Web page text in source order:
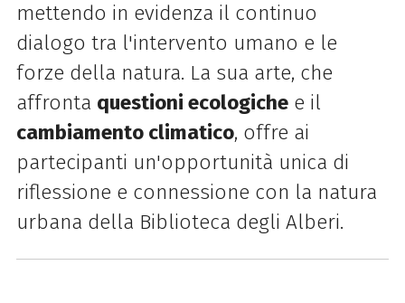
mettendo in evidenza il continuo
dialogo tra l'intervento umano e le
forze della natura. La sua arte, che
affronta questioni ecologichee il
cambiamento climatico, offre ai
partecipanti un'opportunità unica di
riflessione e connessione con la natura
urbana della Biblioteca degli Alberi.